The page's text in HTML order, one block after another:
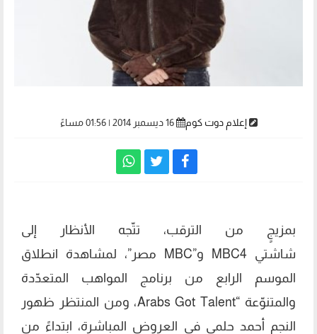
إعلام دوت كوم 16 ديسمبر 2014 | 01:56 مساءً
بمزيجٍ من الترقب، تتّجه الأنظار إلى
شاشتي MBC4 و”MBC مصر”، لمشاهدة انطلاق
الموسم الرابع من برنامج المواهب المتعدّدة
والمتنوّعة “Arabs Got Talent، ومن المنتظر ظهور
النجم أحمد حلمي في العروض المباشرة، ابتداءً من